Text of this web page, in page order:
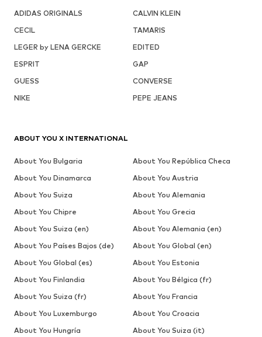
ADIDAS ORIGINALS
CALVIN KLEIN
CECIL
TAMARIS
LEGER by LENA GERCKE
EDITED
ESPRIT
GAP
GUESS
CONVERSE
NIKE
PEPE JEANS
ABOUT YOU X INTERNATIONAL
About You Bulgaria
About You República Checa
About You Dinamarca
About You Austria
About You Suiza
About You Alemania
About You Chipre
About You Grecia
About You Suiza (en)
About You Alemania (en)
About You Países Bajos (de)
About You Global (en)
About You Global (es)
About You Estonia
About You Finlandia
About You Bélgica (fr)
About You Suiza (fr)
About You Francia
About You Luxemburgo
About You Croacia
About You Hungría
About You Suiza (it)